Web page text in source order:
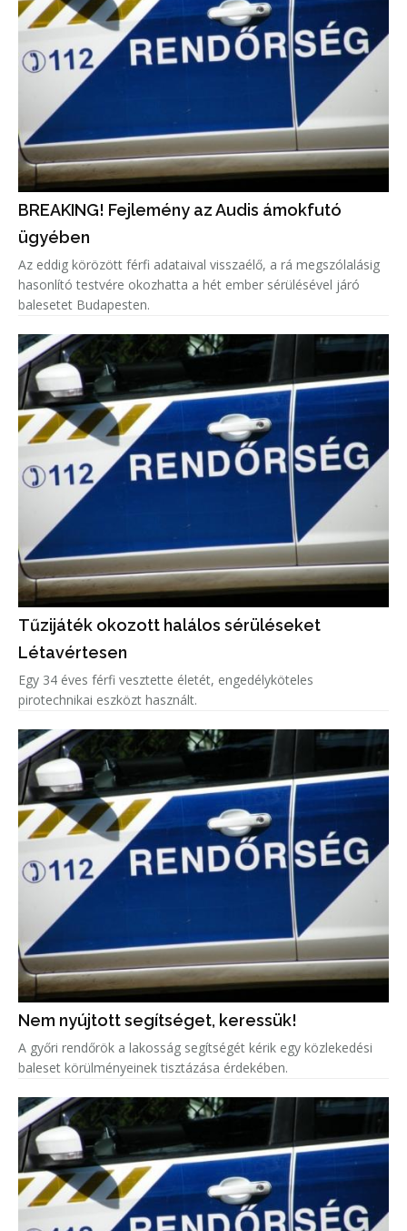
BREAKING! Fejlemény az Audis ámokfutó
ügyében
Az eddig körözött férfi adataival visszaélő, a rá megszólalásig
hasonlító testvére okozhatta a hét ember sérülésével járó
balesetet Budapesten.
Tűzijáték okozott halálos sérüléseket
Létavértesen
Egy 34 éves férfi vesztette életét, engedélyköteles
pirotechnikai eszközt használt.
Nem nyújtott segítséget, keressük!
A győri rendőrök a lakosság segítségét kérik egy közlekedési
baleset körülményeinek tisztázása érdekében.